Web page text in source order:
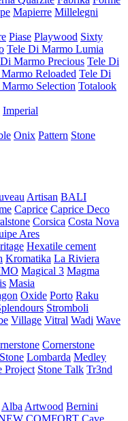
Mapierre Millelegni
Piase Playwood Sixty
Tele Di Marmo Lumia
Marmo Precious Tele Di
Reloaded Tele Di
Selection Totalook
Imperial
Onix Pattern Stone
Artisan BALI
Caprice Caprice Deco
Corsica Costa Nova
Ares
Hexatile cement
Kromatika La Riviera
Magical 3 Magma
Masia
Oxide Porto Raku
Stromboli
Village Vitral Wadi Wave
Cornerstone
Lombarda Medley
Project Stone Talk Tr3nd
Alba Artwood Bernini